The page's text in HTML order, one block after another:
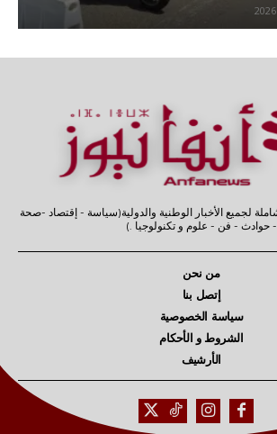
لجميع الأخبار الوطنية والدولية(سياسة - إقتصاد -صحة
- حوادث - فن - علوم و تكنولوجيا .)
من نحن
إتصل بنا
سياسة الخصوصية
الشروط و الأحكام
الأرشيف